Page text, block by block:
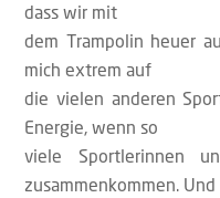
dass wir mit
dem Trampolin heuer
mich extrem auf
die vielen anderen
Energie, wenn so
viele Sportlerinnen
zusammenkommen. Und